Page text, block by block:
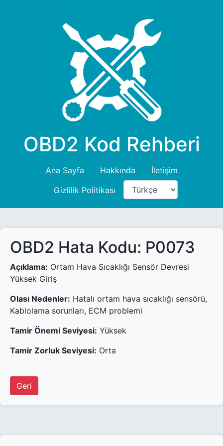
OBD2 Kod Rehberi
Ana Sayfa Hakkında
İletişim
Gizlilik Politikası
OBD2 Hata Kodu: P0073
Açıklama: Ortam Hava Sıcaklığı Sensör Devresi
Yüksek Giriş
Olası Nedenler: Hatalı ortam hava sıcaklığı sensörü,
Kablolama sorunları, ECM problemi
Tamir Önemi Seviyesi: Yüksek
Tamir Zorluk Seviyesi: Orta
Geri